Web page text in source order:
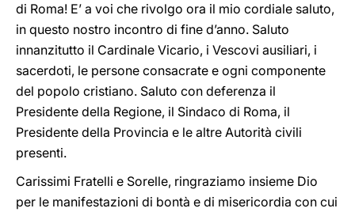
di Roma! E’ a voi che rivolgo ora il mio cordiale saluto,
in questo nostro incontro di fine d’anno. Saluto
innanzitutto il Cardinale Vicario, i Vescovi ausiliari, i
sacerdoti, le persone consacrate e ogni componente
del popolo cristiano. Saluto con deferenza il
Presidente della Regione, il Sindaco di Roma, il
Presidente della Provincia e le altre Autorità civili
presenti.
Carissimi Fratelli e Sorelle, ringraziamo insieme Dio
per le manifestazioni di bontà e di misericordia con cui